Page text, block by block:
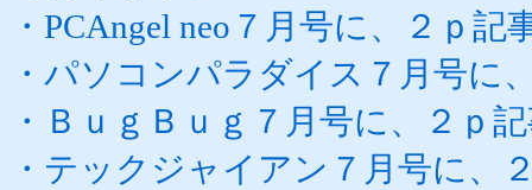
・PCAngel neo７月号に、２ｐ
・パソコンパラダイス７月号に
・ＢｕｇＢｕｇ７月号に、２ｐ
・テックジャイアン７月号に、